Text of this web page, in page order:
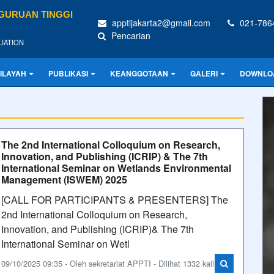
TINGGI
apptijakarta2@gmail.com
021-
Pencarian
PUBLIKASI KEANGGOTAAN GALERI
The 2nd International Colloquium on Research,
Innovation, and Publishing (ICRIP) & The 7th
International Seminar on Wetlands Environmental
Management (ISWEM) 2025
[CALL FOR PARTICIPANTS & PRESENTERS] The
2nd International Colloquium on Research,
Innovation, and Publishing (ICRIP)& The 7th
International Seminar on Wetl
09/10/2025 09:35 - Oleh sekretariat APPTI - Dilihat 1332 kali